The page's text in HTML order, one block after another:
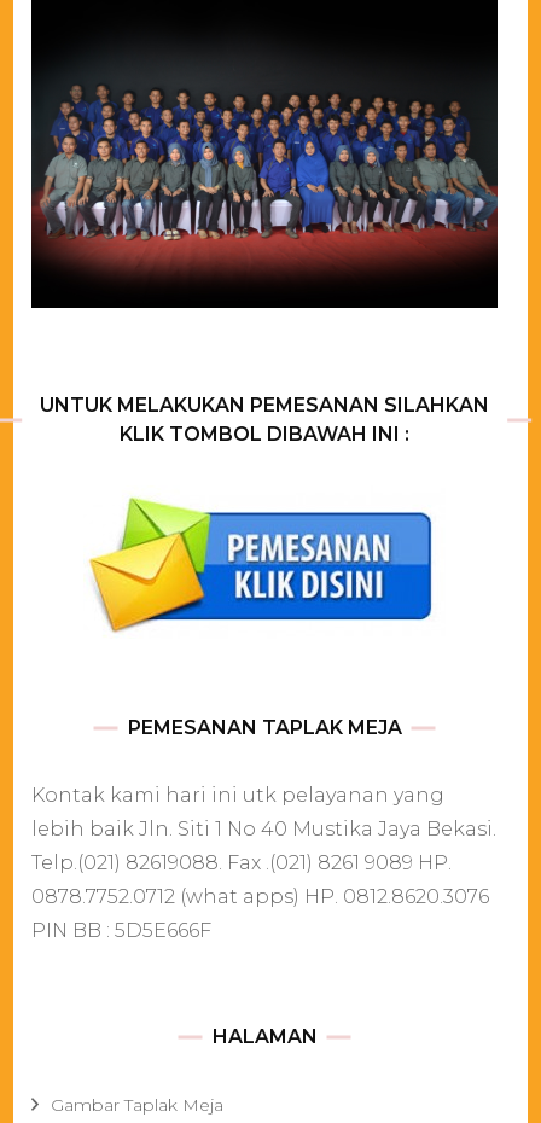
UNTUK MELAKUKAN PEMESANAN SILAHKAN
KLIK TOMBOL DIBAWAH INI :
PEMESANAN TAPLAK MEJA
Kontak kami hari ini utk pelayanan yang
lebih baik Jln. Siti 1 No 40 Mustika Jaya Bekasi.
Telp.(021) 82619088. Fax .(021) 8261 9089 HP.
0878.7752.0712 (what apps) HP. 0812.8620.3076
PIN BB : 5D5E666F
HALAMAN
Gambar Taplak Meja